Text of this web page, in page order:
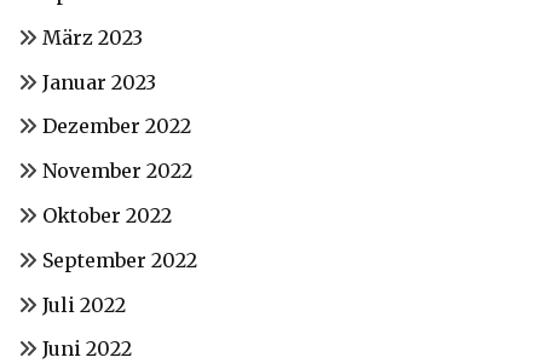
März 2023
Januar 2023
Dezember 2022
November 2022
Oktober 2022
September 2022
Juli 2022
Juni 2022